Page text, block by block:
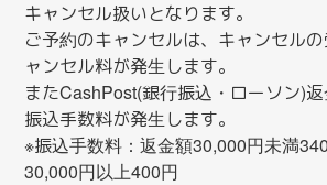
キャンセル扱いとなります。
ご予約のキャンセルは、キャンセル
ャンセル料が発生します。
またCashPost(銀行振込・ローソン)返
振込手数料が発生します。
※振込手数料：返金額30,000円未満
30,000円以上400円